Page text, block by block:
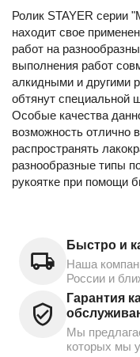
Ролик STAYER
находит свое
работ на
выполнения работ
алкидными и другими
обтянут специальной
Особые качества
возможность отлично
распространять
разнообразные типы
рукоятке при помощи
Быстро и
Наша
России и
Гарантия
Мы
которых мы